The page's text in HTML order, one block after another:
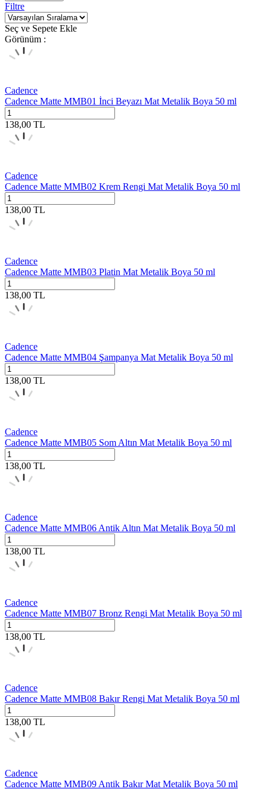
Filtre
Seç ve Sepete Ekle
Görünüm :
Cadence
Cadence Matte MMB01 İnci Beyazı Mat Metalik Boya 50 ml
138,00 TL
Cadence
Cadence Matte MMB02 Krem Rengi Mat Metalik Boya 50 ml
138,00 TL
Cadence
Cadence Matte MMB03 Platin Mat Metalik Boya 50 ml
138,00 TL
Cadence
Cadence Matte MMB04 Şampanya Mat Metalik Boya 50 ml
138,00 TL
Cadence
Cadence Matte MMB05 Som Altın Mat Metalik Boya 50 ml
138,00 TL
Cadence
Cadence Matte MMB06 Antik Altın Mat Metalik Boya 50 ml
138,00 TL
Cadence
Cadence Matte MMB07 Bronz Rengi Mat Metalik Boya 50 ml
138,00 TL
Cadence
Cadence Matte MMB08 Bakır Rengi Mat Metalik Boya 50 ml
138,00 TL
Cadence
Cadence Matte MMB09 Antik Bakır Mat Metalik Boya 50 ml